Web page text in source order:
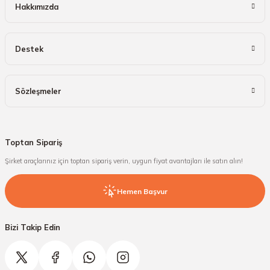
Hakkımızda
Destek
Sözleşmeler
Toptan Sipariş
Şirket araçlarınız için toptan sipariş verin, uygun fiyat avantajları ile satın alın!
Hemen Başvur
Bizi Takip Edin